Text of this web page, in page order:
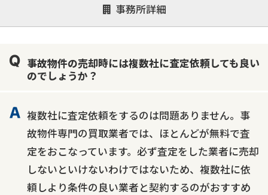
事務所詳細
1億円以上の買取可
事故物件の売却時には複数社に査定依頼しても良い
のでしょうか？
複数社に査定依頼をするのは問題ありません。事
故物件専門の買取業者では、ほとんどが無料で査
定をおこなっています。必ず査定をした業者に売却
しないといけないわけではないため、複数社に依
頼しより条件の良い業者と契約するのがおすすめ